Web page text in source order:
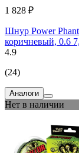
1 828 ₽
Шнур Power
коричневый, 0.6
4.9
(24)
Аналоги
Нет в наличии